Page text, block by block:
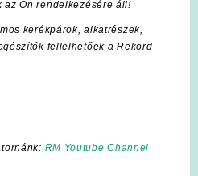
az Ön rendelkezésére áll!
kerékpárok, alkatrészek,
fellelhetőek a Rekord
RM Youtube Channel